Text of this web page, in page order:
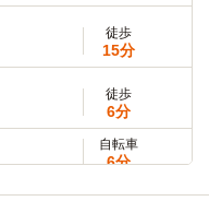
徒歩
15分
徒歩
6分
自転車
6分